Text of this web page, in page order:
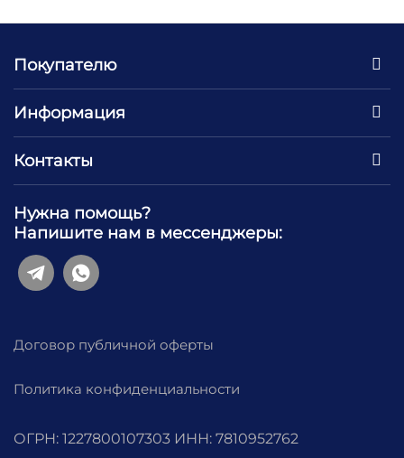
Покупателю
Информация
Контакты
Нужна помощь?
Напишите нам в мессенджеры:
Договор публичной оферты
Политика конфиденциальности
ОГРН: 1227800107303 ИНН: 7810952762